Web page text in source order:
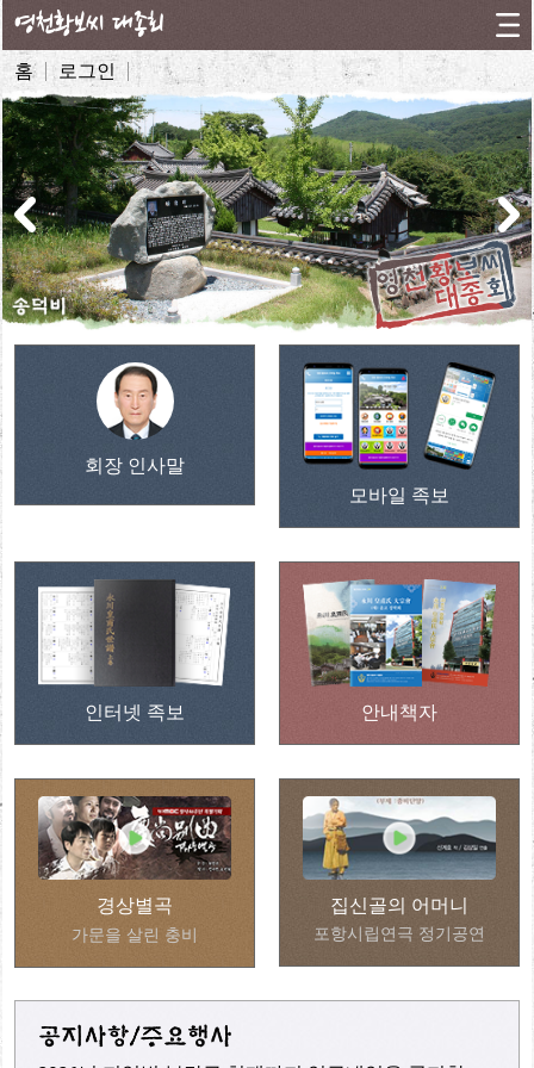
영천황보씨 대종회
홈 로그인
회장 인사말
모바일 족보
인터넷 족보 안내책자
경상별곡
가문을 살린 충비
집신골의 어머니
포항시립연극 정기공연